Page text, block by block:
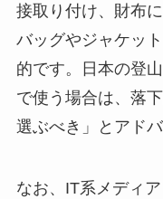
接取り付け、財布
バッグやジャケッ
的です。日本の登
で使う場合は、落
選ぶべき」とアド
なお、IT系メディ